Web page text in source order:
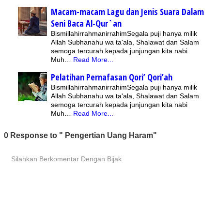
Macam-macam Lagu dan Jenis Suara Dalam
Seni Baca Al-Qur`an
BismillahirrahmanirrahimSegala puji hanya milik
Allah Subhanahu wa ta'ala, Shalawat dan Salam
semoga tercurah kepada junjungan kita nabi
Muh… Read More...
Pelatihan Pernafasan Qori’ Qori’ah
BismillahirrahmanirrahimSegala puji hanya milik
Allah Subhanahu wa ta'ala, Shalawat dan Salam
semoga tercurah kepada junjungan kita nabi
Muh… Read More...
0 Response to " Pengertian Uang Haram"
Silahkan Berkomentar Dengan Bijak